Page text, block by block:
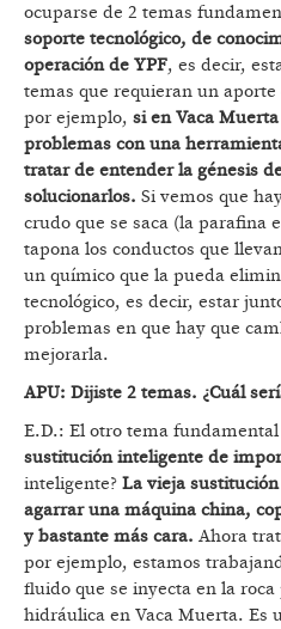
ocuparse de 2 temas
soporte tecnológico, de
operación de YPF, es decir,
temas que requieran un
por ejemplo, si en Vaca
problemas con una
tratar de entender la génesis
solucionarlos. Si vemos que
crudo que se saca (la parafina
tapona los conductos que
un químico que la pueda
tecnológico, es decir, estar
problemas en que hay que
mejorarla.
APU: Dijiste 2 temas. ¿Cuál
E.D.: El otro tema
sustitución inteligente de
inteligente? La vieja
agarrar una máquina china,
y bastante más cara. Ahora
por ejemplo, estamos
fluido que se inyecta en la
hidráulica en Vaca Muerta. Es